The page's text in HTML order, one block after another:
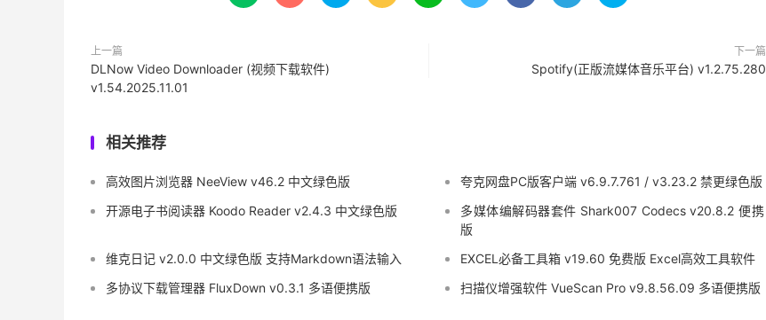
上一篇
DLNow Video Downloader (视频下载软件)
v1.54.2025.11.01
下一篇
Spotify(正版流媒体音乐平台) v1.2.75.280
相关推荐
高效图片浏览器 NeeView v46.2 中文绿色版
夸克网盘PC版客户端 v6.9.7.761 / v3.23.2 禁更绿色版
开源电子书阅读器 Koodo Reader v2.4.3 中文绿色版
多媒体编解码器套件 Shark007 Codecs v20.8.2 便携
版
维克日记 v2.0.0 中文绿色版 支持Markdown语法输入
EXCEL必备工具箱 v19.60 免费版 Excel高效工具软件
多协议下载管理器 FluxDown v0.3.1 多语便携版
扫描仪增强软件 VueScan Pro v9.8.56.09 多语便携版